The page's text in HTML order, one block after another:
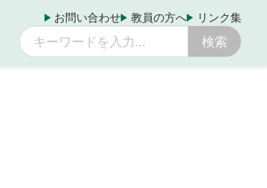
お問い合わせ 教員の方へ リンク集